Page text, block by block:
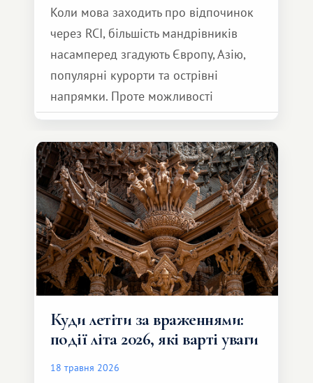
Коли мова заходить про відпочинок
через RCI, більшість мандрівників
насамперед згадують Європу, Азію,
популярні курорти та острівні
напрямки. Проте можливості
обмінної системи значно ширші.
Серед них є і Африка – континент,
який здатний подарувати зовсім
інший формат подорожі.
Куди летіти за враженнями:
події літа 2026, які варті уваги
18 травня 2026